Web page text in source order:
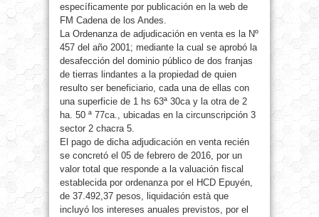
específicamente por publicación en la web de
FM Cadena de los Andes.
La Ordenanza de adjudicación en venta es la Nº
457 del año 2001; mediante la cual se aprobó la
desafección del dominio público de dos franjas
de tierras lindantes a la propiedad de quien
resulto ser beneficiario, cada una de ellas con
una superficie de 1 hs 63ª 30ca y la otra de 2
ha. 50 ª 77ca., ubicadas en la circunscripción 3
sector 2 chacra 5.
El pago de dicha adjudicación en venta recién
se concretó el 05 de febrero de 2016, por un
valor total que responde a la valuación fiscal
establecida por ordenanza por el HCD Epuyén,
de 37.492,37 pesos, liquidación està que
incluyó los intereses anuales previstos, por el